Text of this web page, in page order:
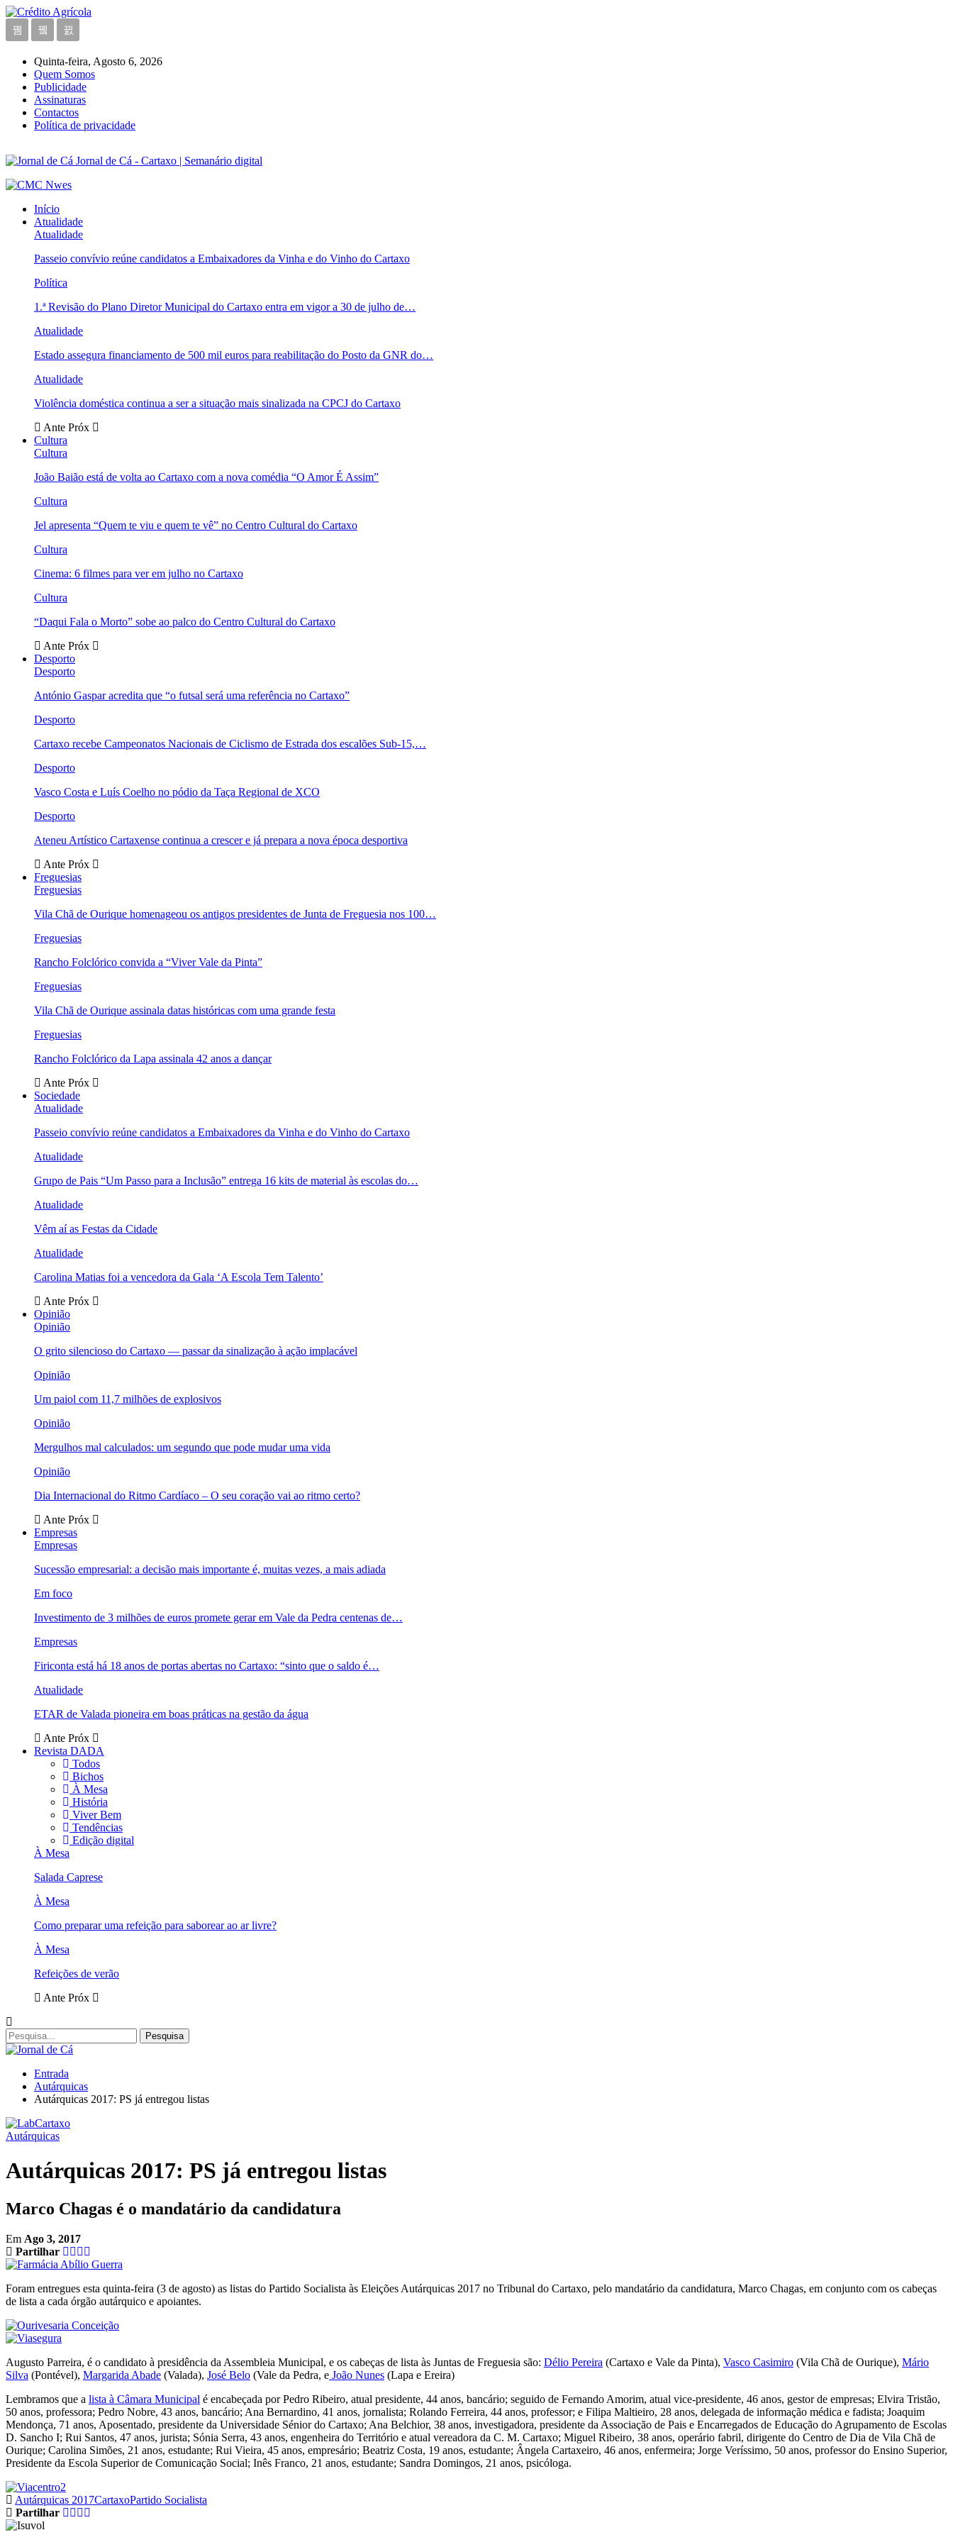
Quinta-feira, Agosto 6, 2026
Quem Somos
Publicidade
Assinaturas
Contactos
Política de privacidade
Jornal de Cá - Cartaxo | Semanário digital
Início
Atualidade
Atualidade
Passeio convívio reúne candidatos a Embaixadores da Vinha e do Vinho do Cartaxo
Política
1.ª Revisão do Plano Diretor Municipal do Cartaxo entra em vigor a 30 de julho de…
Atualidade
Estado assegura financiamento de 500 mil euros para reabilitação do Posto da GNR do…
Atualidade
Violência doméstica continua a ser a situação mais sinalizada na CPCJ do Cartaxo
Ante Próx
Cultura
Cultura
João Baião está de volta ao Cartaxo com a nova comédia “O Amor É Assim”
Cultura
Jel apresenta “Quem te viu e quem te vê” no Centro Cultural do Cartaxo
Cultura
Cinema: 6 filmes para ver em julho no Cartaxo
Cultura
“Daqui Fala o Morto” sobe ao palco do Centro Cultural do Cartaxo
Ante Próx
Desporto
Desporto
António Gaspar acredita que “o futsal será uma referência no Cartaxo”
Desporto
Cartaxo recebe Campeonatos Nacionais de Ciclismo de Estrada dos escalões Sub-15,…
Desporto
Vasco Costa e Luís Coelho no pódio da Taça Regional de XCO
Desporto
Ateneu Artístico Cartaxense continua a crescer e já prepara a nova época desportiva
Ante Próx
Freguesias
Freguesias
Vila Chã de Ourique homenageou os antigos presidentes de Junta de Freguesia nos 100…
Freguesias
Rancho Folclórico convida a “Viver Vale da Pinta”
Freguesias
Vila Chã de Ourique assinala datas históricas com uma grande festa
Freguesias
Rancho Folclórico da Lapa assinala 42 anos a dançar
Ante Próx
Sociedade
Atualidade
Passeio convívio reúne candidatos a Embaixadores da Vinha e do Vinho do Cartaxo
Atualidade
Grupo de Pais “Um Passo para a Inclusão” entrega 16 kits de material às escolas do…
Atualidade
Vêm aí as Festas da Cidade
Atualidade
Carolina Matias foi a vencedora da Gala ‘A Escola Tem Talento’
Ante Próx
Opinião
Opinião
O grito silencioso do Cartaxo — passar da sinalização à ação implacável
Opinião
Um paiol com 11,7 milhões de explosivos
Opinião
Mergulhos mal calculados: um segundo que pode mudar uma vida
Opinião
Dia Internacional do Ritmo Cardíaco – O seu coração vai ao ritmo certo?
Ante Próx
Empresas
Empresas
Sucessão empresarial: a decisão mais importante é, muitas vezes, a mais adiada
Em foco
Investimento de 3 milhões de euros promete gerar em Vale da Pedra centenas de…
Empresas
Firiconta está há 18 anos de portas abertas no Cartaxo: “sinto que o saldo é…
Atualidade
ETAR de Valada pioneira em boas práticas na gestão da água
Ante Próx
Revista DADA
Todos
Bichos
À Mesa
História
Viver Bem
Tendências
Edição digital
À Mesa
Salada Caprese
À Mesa
Como preparar uma refeição para saborear ao ar livre?
À Mesa
Refeições de verão
Ante Próx
Entrada
Autárquicas
Autárquicas 2017: PS já entregou listas
Autárquicas
Autárquicas 2017: PS já entregou listas
Marco Chagas é o mandatário da candidatura
Em Ago 3, 2017
Partilhar
Foram entregues esta quinta-feira (3 de agosto) as listas do Partido Socialista às Eleições Autárquicas 2017 no Tribunal do Cartaxo, pelo mandatário da candidatura, Marco Chagas, em conjunto com os cabeças
de lista a cada órgão autárquico e apoiantes.
Augusto Parreira, é o candidato à presidência da Assembleia Municipal, e os cabeças de lista às Juntas de Freguesia são: Délio Pereira (Cartaxo e Vale da Pinta), Vasco Casimiro (Vila Chã de Ourique), Mário
Silva (Pontével), Margarida Abade (Valada), José Belo (Vale da Pedra, e João Nunes (Lapa e Ereira)
Lembramos que a lista à Câmara Municipal é encabeçada por Pedro Ribeiro, atual presidente, 44 anos, bancário; seguido de Fernando Amorim, atual vice-presidente, 46 anos, gestor de empresas; Elvira Tristão,
50 anos, professora; Pedro Nobre, 43 anos, bancário; Ana Bernardino, 41 anos, jornalista; Rolando Ferreira, 44 anos, professor; e Filipa Maltieiro, 28 anos, delegada de informação médica e fadista; Joaquim
Mendonça, 71 anos, Aposentado, presidente da Universidade Sénior do Cartaxo; Ana Belchior, 38 anos, investigadora, presidente da Associação de Pais e Encarregados de Educação do Agrupamento de Escolas
D. Sancho I; Rui Santos, 47 anos, jurista; Sónia Serra, 43 anos, engenheira do Território e atual vereadora da C. M. Cartaxo; Miguel Ribeiro, 38 anos, operário fabril, dirigente do Centro de Dia de Vila Chã de
Ourique; Carolina Simões, 21 anos, estudante; Rui Vieira, 45 anos, empresário; Beatriz Costa, 19 anos, estudante; Ângela Cartaxeiro, 46 anos, enfermeira; Jorge Veríssimo, 50 anos, professor do Ensino Superior,
Presidente da Escola Superior de Comunicação Social; Inês Franco, 21 anos, estudante; Sandra Domingos, 21 anos, psicóloga.
Autárquicas 2017CartaxoPartido Socialista
Partilhar